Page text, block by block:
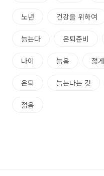
노년 건강을 위하여
늙는다 은퇴준비
나이 늙음 젊게
은퇴 늙는다는 것
젊음